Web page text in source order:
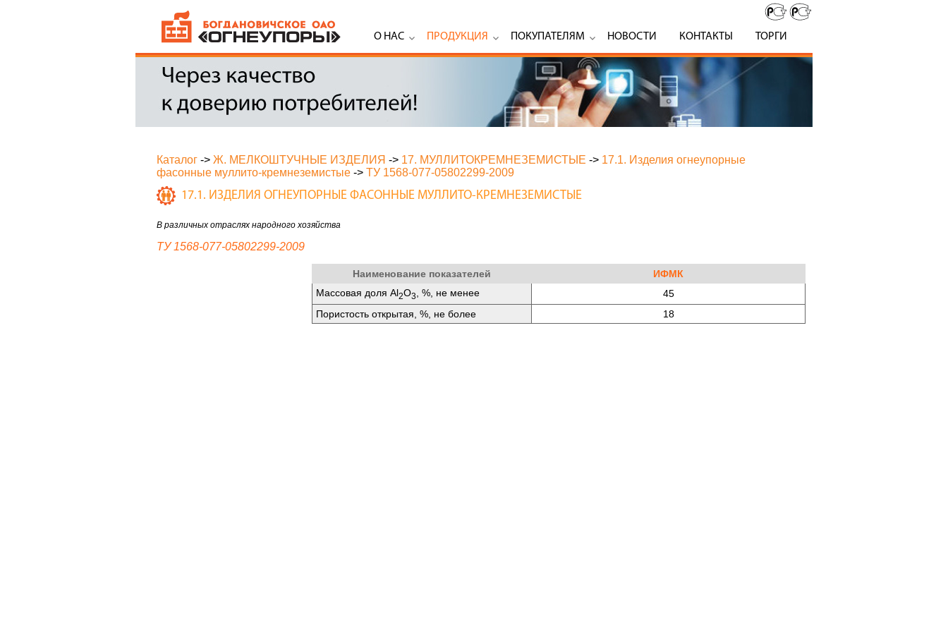
О НАС ПРОДУКЦИЯ ПОКУПАТЕЛЯМ НОВОСТИ КОНТАКТЫ ТОРГИ
Каталог -> Ж. МЕЛКОШТУЧНЫЕ ИЗДЕЛИЯ -> 17. МУЛЛИТОКРЕМНЕЗЕМИСТЫЕ -> 17.1. Изделия огнеупорные
фасонные муллито-кремнеземистые -> ТУ 1568-077-05802299-2009
17.1. ИЗДЕЛИЯ ОГНЕУПОРНЫЕ ФАСОННЫЕ МУЛЛИТО-КРЕМНЕЗЕМИСТЫЕ
В различных отраслях народного хозяйства
ТУ 1568-077-05802299-2009
Наименование показателей
ИФМК
Массовая доля Аl2O3 , %, не менее
45
Пористость открытая, %, не более
18